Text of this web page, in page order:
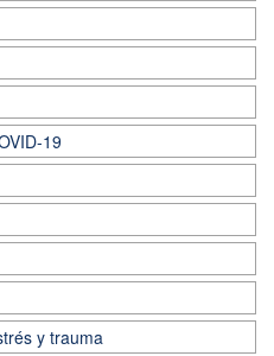
19
y trauma